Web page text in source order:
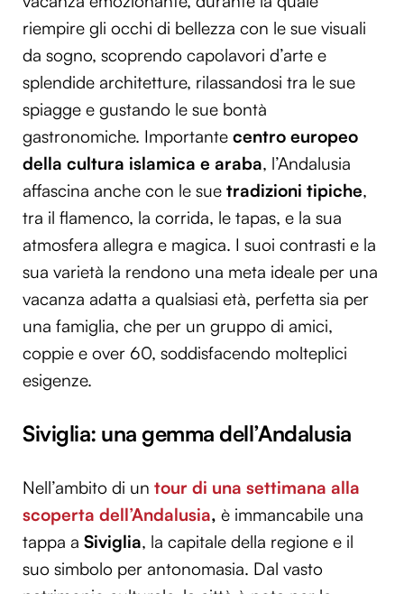
riempire gli occhi di bellezza con le sue visuali
da sogno, scoprendo capolavori d’arte e
splendide architetture, rilassandosi tra le sue
spiagge e gustando le sue bontà
gastronomiche. Importante centro europeo
della cultura islamica e araba, l’Andalusia
affascina anche con le sue tradizioni tipiche,
tra il flamenco, la corrida, le tapas, e la sua
atmosfera allegra e magica. I suoi contrasti e la
sua varietà la rendono una meta ideale per una
vacanza adatta a qualsiasi età, perfetta sia per
una famiglia, che per un gruppo di amici,
coppie e over 60, soddisfacendo molteplici
esigenze.
Siviglia: una gemma dell’Andalusia
Nell’ambito di un tour di una settimana alla
scoperta dell’Andalusia, è immancabile una
tappa a Siviglia, la capitale della regione e il
suo simbolo per antonomasia. Dal vasto